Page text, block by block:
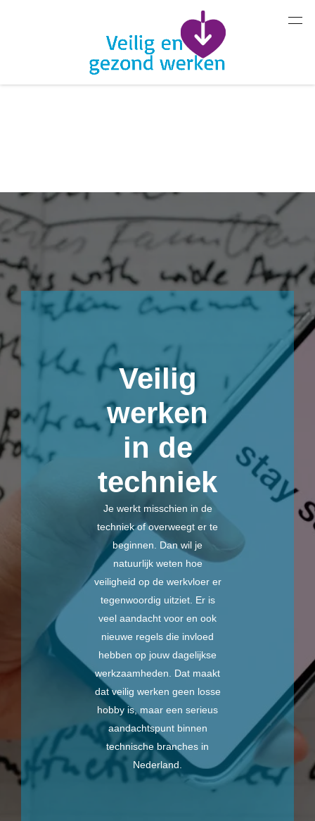
Veilig
werken
in de
techniek
Je werkt misschien in de
techniek of overweegt er te
beginnen. Dan wil je
natuurlijk weten hoe
veiligheid op de werkvloer er
tegenwoordig uitziet. Er is
veel aandacht voor en ook
nieuwe regels die invloed
hebben op jouw dagelijkse
werkzaamheden. Dat maakt
dat veilig werken geen losse
hobby is, maar een serieus
aandachtspunt binnen
technische branches in
Nederland.